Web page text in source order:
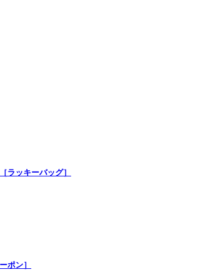
ラッキーバッグ］
ポン］